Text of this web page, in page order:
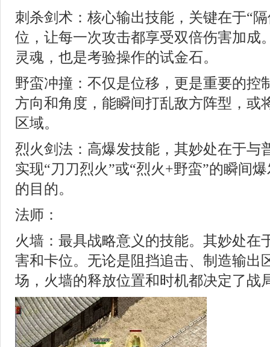
刺杀剑术：核心输出技能，关键在于“
位，让每一次攻击都享受双倍伤害加成
灵魂，也是考验操作的试金石。
野蛮冲撞：不仅是位移，更是重要的控
方向和角度，能瞬间打乱敌方阵型，或
区域。
烈火剑法：高爆发技能，其妙处在于与
实现“刀刀烈火”或“烈火+野蛮”的瞬间
的目的。
法师：
火墙：最具战略意义的技能。其妙处在
害和卡位。无论是阻挡追击、制造输出
场，火墙的释放位置和时机都决定了战